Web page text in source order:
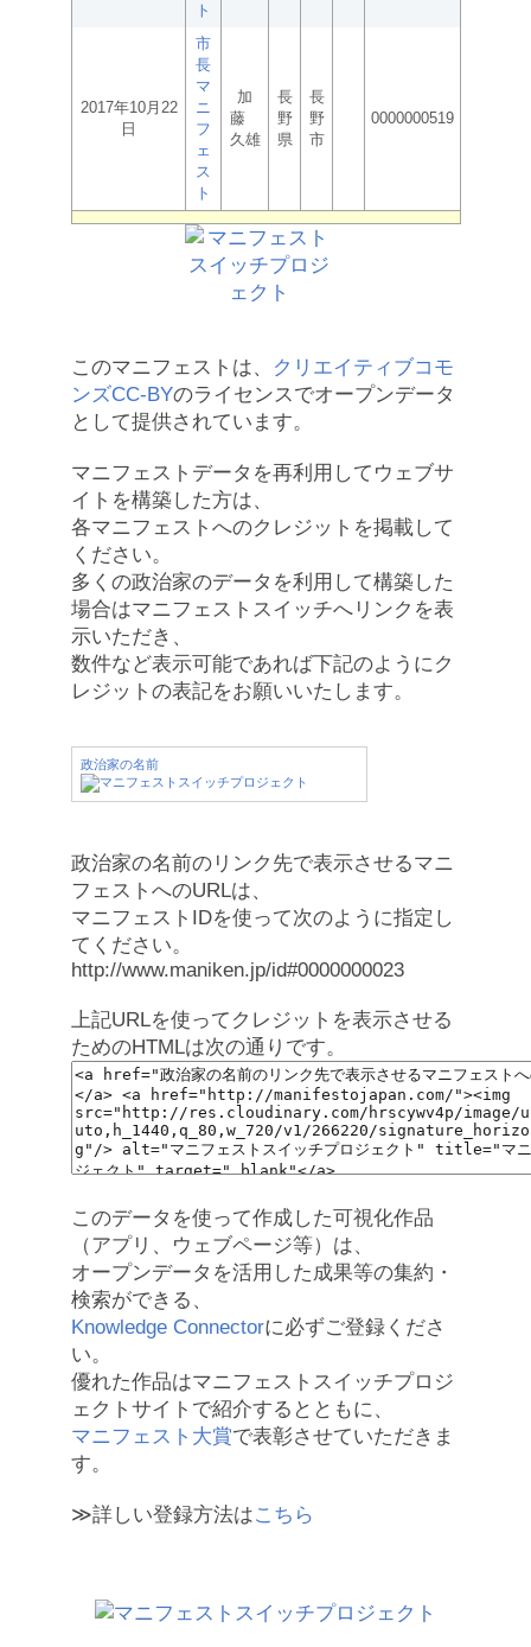
ト
2017年10月22
日
市
長
マ
ニ
フ
ェ
ス
ト
加
藤
久雄
長
野
県
長
野
市
0000000519
このマニフェストは、
クリエイティブコモ
ンズCC-BYのライセンスでオープンデータ
として提供されています。
マニフェストデータを再利用してウェブサ
イトを構築した方は、
各マニフェストへのクレジットを掲載して
ください。
多くの政治家のデータを利用して構築した
場合はマニフェストスイッチへリンクを表
示いただき、
数件など表示可能であれば下記のようにク
レジットの表記をお願いいたします。
政治家の名前
政治家の名前のリンク先で表示させるマニ
フェストへのURLは、
マニフェストIDを使って次のように指定し
てください。
http://www.maniken.jp/id#0000000023
上記URLを使ってクレジットを表示させる
ためのHTMLは次の通りです。
このデータを使って作成した可視化作品
（アプリ、ウェブページ等）は、
オープンデータを活用した成果等の集約・
検索ができる、
Knowledge Connectorに必ずご登録くださ
い。
優れた作品はマニフェストスイッチプロジ
ェクトサイトで紹介するとともに、
マニフェスト大賞で表彰させていただきま
す。
≫詳しい登録方法はこちら